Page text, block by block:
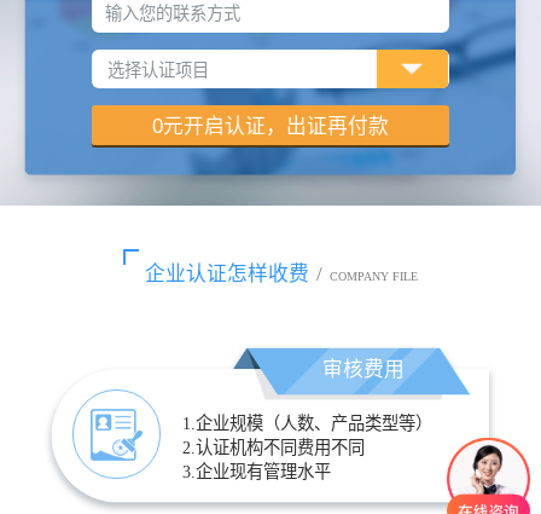
输入您的联系方式
企业认证怎样收费 / COMPANY FILE
审核费用
1.企业规模（人数、产品类型等）
2.认证机构不同费用不同
3.企业现有管理水平